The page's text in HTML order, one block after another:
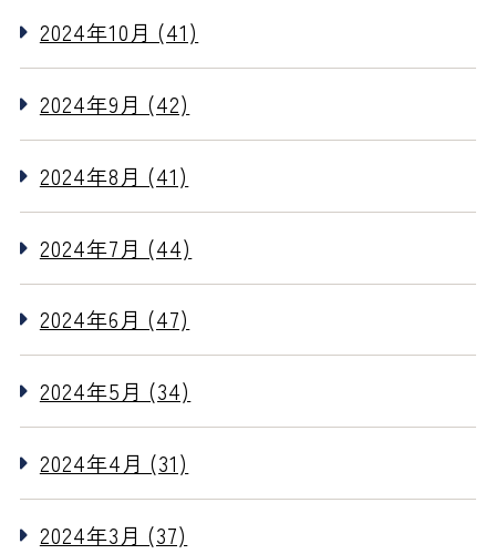
2024年10月 (41)
2024年9月 (42)
2024年8月 (41)
2024年7月 (44)
2024年6月 (47)
2024年5月 (34)
2024年4月 (31)
2024年3月 (37)